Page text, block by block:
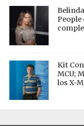
People
Kit
MCU;
los X-